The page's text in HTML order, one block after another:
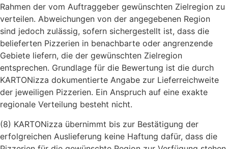
Rahmen der vom Auftraggeber gewünschten Zielregion zu
verteilen. Abweichungen von der angegebenen Region
sind jedoch zulässig, sofern sichergestellt ist, dass die
belieferten Pizzerien in benachbarte oder angrenzende
Gebiete liefern, die der gewünschten Zielregion
entsprechen. Grundlage für die Bewertung ist die durch
KARTONizza dokumentierte Angabe zur Lieferreichweite
der jeweiligen Pizzerien. Ein Anspruch auf eine exakte
regionale Verteilung besteht nicht.
(8) KARTONizza übernimmt bis zur Bestätigung der
erfolgreichen Auslieferung keine Haftung dafür, dass die